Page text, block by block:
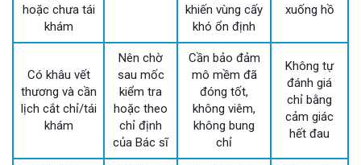
hoặc chưa tái
khám
khiến vùng cấy
khó ổn định
xuống hồ
Có khâu vết
thương và cần
lịch cắt chỉ/tái
khám
Nên chờ
sau mốc
kiểm tra
hoặc theo
chỉ định
của Bác sĩ
Cần bảo đảm
mô mềm đã
đóng tốt,
không viêm,
không bung
chỉ
Không tự
đánh giá
chỉ bằng
cảm giác
hết đau